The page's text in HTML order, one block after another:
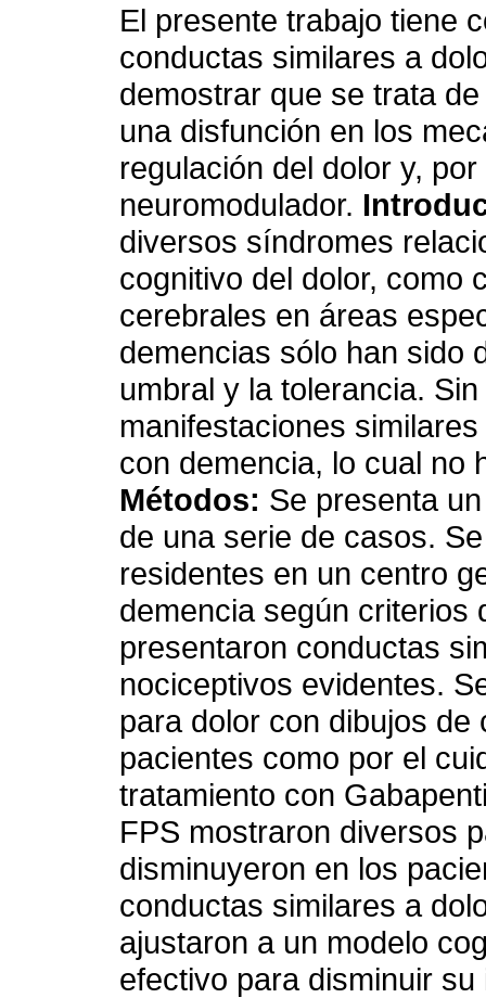
El presente trabajo tiene
conductas similares a
demostrar que se trata
una disfunción en los
regulación del dolor y,
neuromodulador.
diversos síndromes
cognitivo del dolor, como
cerebrales en áreas
demencias sólo han sido
umbral y la tolerancia.
manifestaciones
con demencia, lo cual no
Métodos: Se presenta
de una serie de casos.
residentes en un centro
demencia según criterios
presentaron conductas
nociceptivos evidentes.
para dolor con dibujos
pacientes como por el
tratamiento con
FPS mostraron diversos
disminuyeron en los
conductas similares a
ajustaron a un modelo
efectivo para disminuir su